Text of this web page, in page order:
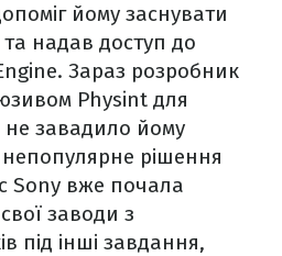
йому заснувати
надав доступ до
Зараз розробник
Physint для
завадило йому
непопулярне рішення
Sony вже почала
заводи з
під інші завдання,